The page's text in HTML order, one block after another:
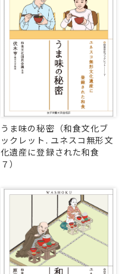
うま味の秘密（和食文化ブ
ックレット. ユネスコ無形文
化遺産に登録された和食
７）